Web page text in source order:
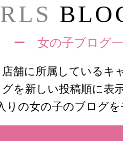
ー 女の子ブログ
店舗に所属しているキ
を新しい投稿順に表
りの女の子のブログ